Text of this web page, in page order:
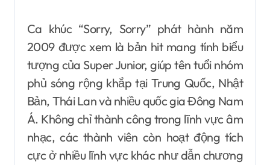
Ca khúc “Sorry, Sorry” phát hành năm
2009 được xem là bản hit mang tính biểu
tượng của Super Junior, giúp tên tuổi nhóm
phủ sóng rộng khắp tại Trung Quốc, Nhật
Bản, Thái Lan và nhiều quốc gia Đông Nam
Á. Không chỉ thành công trong lĩnh vực âm
nhạc, các thành viên còn hoạt động tích
cực ở nhiều lĩnh vực khác như dẫn chương